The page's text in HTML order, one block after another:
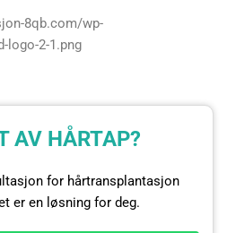
8qb.com/wp-
logo-2-1.png
AV HÅRTAP?
for hårtransplantasjon
er en løsning for deg.